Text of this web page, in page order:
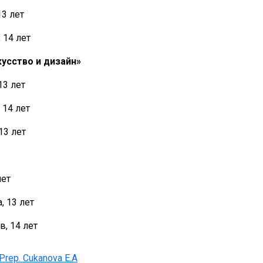
лет
лет
и дизайн»
лет
лет
лет
13 лет
14 лет